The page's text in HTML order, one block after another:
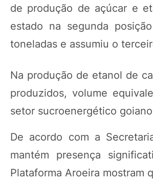
de produção de açúcar e
estado na segunda
toneladas e assumiu o
Na produção de etanol de
produzidos, volume
setor sucroenergético
De acordo com a
mantém presença
Plataforma Aroeira mostram